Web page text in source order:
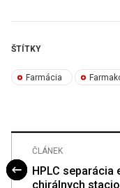
ŠTÍTKY
Farmácia
ČLÁNEK
HPLC
chirálnych